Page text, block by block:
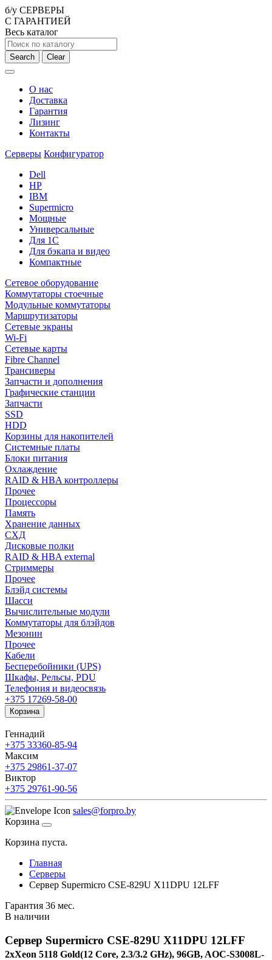
б/у СЕРВЕРЫ
С ГАРАНТИЕЙ
Весь каталог
Search Clear
О нас
Доставка
Гарантия
Лизинг
Контакты
Серверы Конфигуратор
Dell
HP
IBM
Supermicro
Мощные
Универсальные
Для 1С
Для бэкапа и видео
Компактные
Сетевое оборудование
Коммутаторы стоечные
Модульные коммутаторы
Маршрутизаторы
Сетевые экраны
Wi-Fi
Сетевые карты
Fibre Channel
Трансиверы
Запчасти и дополнения
Графические станции
Запчасти
SSD
HDD
Корзины для накопителей
Системные платы
Блоки питания
Охлаждение
RAID & HBA контроллеры
Прочее
Процессоры
Память
Хранение данных
СХД
Дисковые полки
RAID & HBA external
Стриммеры
Прочее
Блэйд системы
Шасси
Вычислительные модули
Коммутаторы для блэйдов
Мезонин
Прочее
Кабели
Бесперебойники (UPS)
Шкафы, Рельсы, PDU
Телефония и видеосвязь
+375 17269-58-00
Корзина
Геннадий
+375 33360-85-94
Максим
+375 29861-37-07
Виктор
+375 29761-90-56
sales@forpro.by
Корзина
Корзина пуста.
Главная
Серверы
Сервер Supermicro CSE-829U X11DPU 12LFF
Гарантия 36 мес.
В наличии
Сервер Supermicro CSE-829U X11DPU 12LFF
2xXeon 5118 Gold(12 Core, 2.3/3.2 GHz), 96GB, AOC-S3008L-